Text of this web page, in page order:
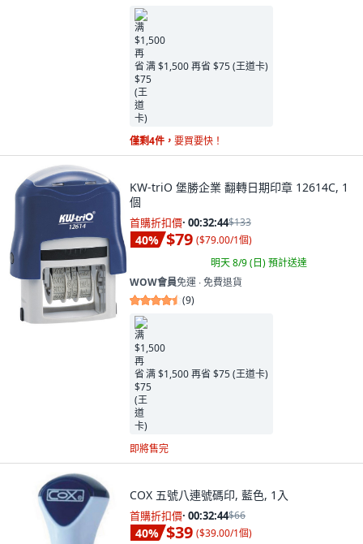
满 $1,500 再省 $75 (王道卡)
僅剩4件， 要買要快！
KW-triO 堡勝企業 翻轉日期印章 12614C, 1
個
首購折扣價· 00:32:42$133
40% $79 ($79.00/1個)
明天 8/9 (日)預計送達
WOW會員免運 ∙ 免費退貨
(9)
满 $1,500 再省 $75 (王道卡)
即將售完
COX 五號八連號碼印, 藍色, 1入
首購折扣價· 00:32:42$66
40% $39 ($39.00/1個)